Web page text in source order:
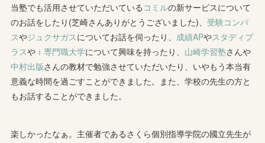
当塾でも活用させていただいている コミルの新サービスについて
のお話をしたり(芝崎さんありがとうございました)、 受験コンパ
スやジュクサガスについてお話を伺ったり、 成績APやスタディプ
ラスや ｉ専門職大学について興味を持ったり、 山崎学習塾さんや
中村出版さんの教材で勉強させていただいたり、いやもう本当有
意義な時間を過ごすことができました。また、学校の先生の方と
もお話することができました。
楽しかったなぁ。主催者であるさくら個別指導学院の國立先生が